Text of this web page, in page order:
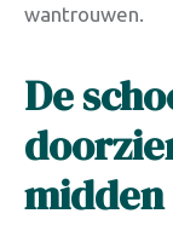
wantrouwen.
De
midden